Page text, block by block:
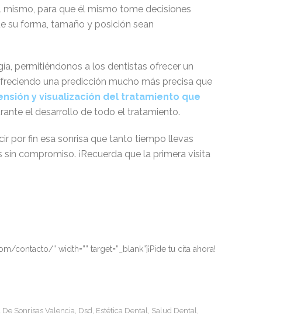
para que él mismo tome decisiones
su forma, tamaño y posición sean
permitiéndonos a los dentistas ofrecer un
una predicción mucho más precisa que
y visualización del tratamiento que
el desarrollo de todo el tratamiento.
por fin esa sonrisa que tanto tiempo llevas
sin compromiso. ¡Recuerda que la primera visita
contacto/” width=”” target=”_blank”]¡Pide tu cita ahora!
Sonrisas Valencia, Dsd , Estética Dental, Salud Dental,